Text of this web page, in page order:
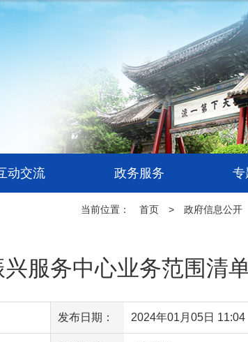
动交流 政务服务 专
当前位置： 首页 > 政府信息公开
服务中心业务范围清
发布日期： 2024年01月05日 11:04